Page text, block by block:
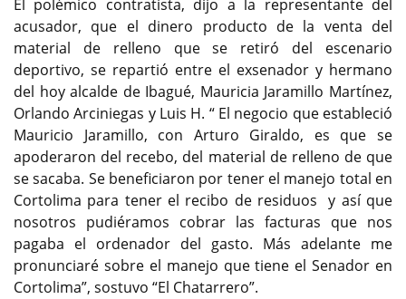
El polémico contratista, dijo a la representante del
acusador, que el dinero producto de la venta del
material de relleno que se retiró del escenario
deportivo, se repartió entre el exsenador y hermano
del hoy alcalde de Ibagué, Mauricia Jaramillo Martínez,
Orlando Arciniegas y Luis H. “ El negocio que estableció
Mauricio Jaramillo, con Arturo Giraldo, es que se
apoderaron del recebo, del material de relleno de que
se sacaba. Se beneficiaron por tener el manejo total en
Cortolima para tener el recibo de residuos y así que
nosotros pudiéramos cobrar las facturas que nos
pagaba el ordenador del gasto. Más adelante me
pronunciaré sobre el manejo que tiene el Senador en
Cortolima”, sostuvo “El Chatarrero”.